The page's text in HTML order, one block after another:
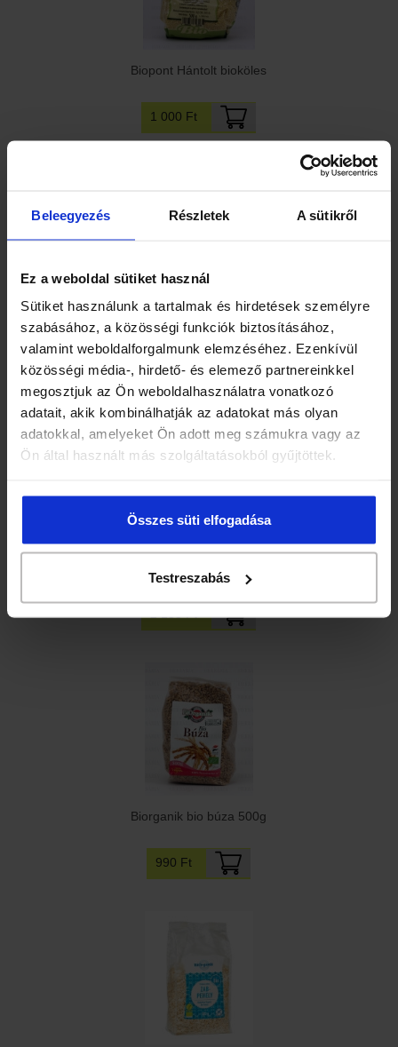
Beleegyezés Részletek A sütikről
Ez a weboldal sütiket használ
Sütiket használunk a tartalmak és hirdetések személyre
szabásához, a közösségi funkciók biztosításához,
valamint weboldalforgalmunk elemzéséhez. Ezenkívül
közösségi média-, hirdető- és elemező partnereinkkel
megosztjuk az Ön weboldalhasználatra vonatkozó
adatait, akik kombinálhatják az adatokat más olyan
adatokkal, amelyeket Ön adott meg számukra vagy az
Ön által használt más szolgáltatásokból gyűjtöttek.
Összes süti elfogadása
Testreszabás
Biopont Hántolt bioköles
1 000 Ft
Biorganik bio arany lenmag 250 g
1 510 Ft
2 135 Ft
Biorganik bio búza 500g
990 Ft